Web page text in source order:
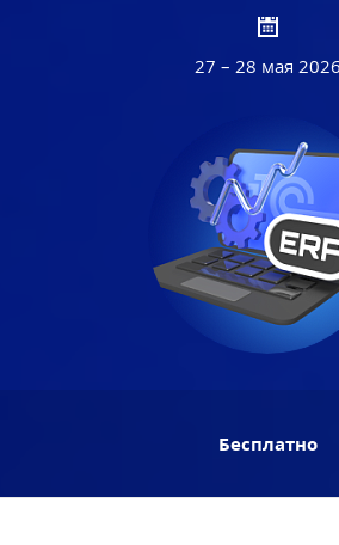
27 – 28 мая 2026
Бесплатно